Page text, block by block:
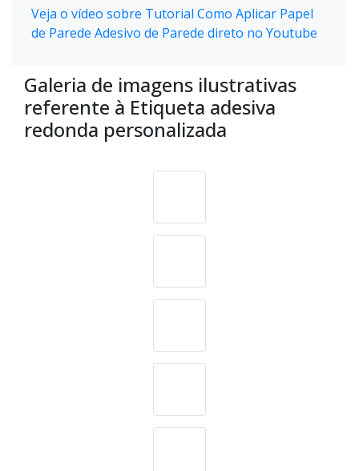
Veja o vídeo sobre Tutorial Como Aplicar Papel
de Parede Adesivo de Parede direto no Youtube
Galeria de imagens ilustrativas
referente à Etiqueta adesiva
redonda personalizada